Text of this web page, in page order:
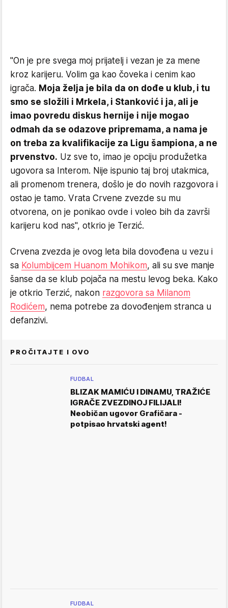
''On je pre svega moj prijatelj i vezan je za mene
kroz karijeru. Volim ga kao čoveka i cenim kao
igrača. Moja želja je bila da on dođe u klub, i tu
smo se složili i Mrkela, i Stanković i ja, ali je
imao povredu diskus hernije i nije mogao
odmah da se odazove pripremama, a nama je
on treba za kvalifikacije za Ligu šampiona, a ne
prvenstvo. Uz sve to, imao je opciju produžetka
ugovora sa Interom. Nije ispunio taj broj utakmica,
ali promenom trenera, došlo je do novih razgovora i
ostao je tamo. Vrata Crvene zvezde su mu
otvorena, on je ponikao ovde i voleo bih da završi
karijeru kod nas'', otkrio je Terzić.
Crvena zvezda je ovog leta bila dovođena u vezu i
sa Kolumbijcem Huanom Mohikom, ali su sve manje
šanse da se klub pojača na mestu levog beka. Kako
je otkrio Terzić, nakon razgovora sa Milanom
Rodićem, nema potrebe za dovođenjem stranca u
defanzivi.
PROČITAJTE I OVO
FUDBAL
BLIZAK MAMIĆU I DINAMU, TRAŽIĆE
IGRAČE ZVEZDINOJ FILIJALI!
Neobičan ugovor Grafičara -
potpisao hrvatski agent!
FUDBAL